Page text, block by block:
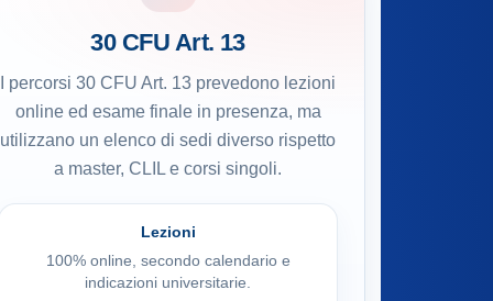
30 CFU Art. 13
I percorsi 30 CFU Art. 13 prevedono lezioni
online ed esame finale in presenza, ma
utilizzano un elenco di sedi diverso rispetto
a master, CLIL e corsi singoli.
Lezioni
100% online, secondo calendario e
indicazioni universitarie.